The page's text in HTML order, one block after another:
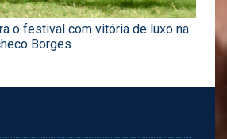
o festival com vitória de luxo na
Borges